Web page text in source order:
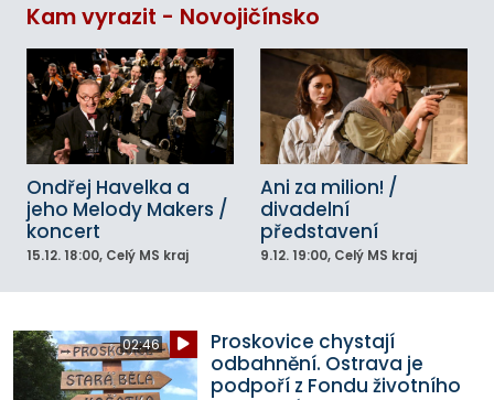
Kam vyrazit - Novojičínsko
Ondřej Havelka a
jeho Melody Makers /
koncert
15.12. 18:00, Celý MS kraj
Ani za milion! /
divadelní
představení
9.12. 19:00, Celý MS kraj
02:46
Proskovice chystají
odbahnění. Ostrava je
podpoří z Fondu životního